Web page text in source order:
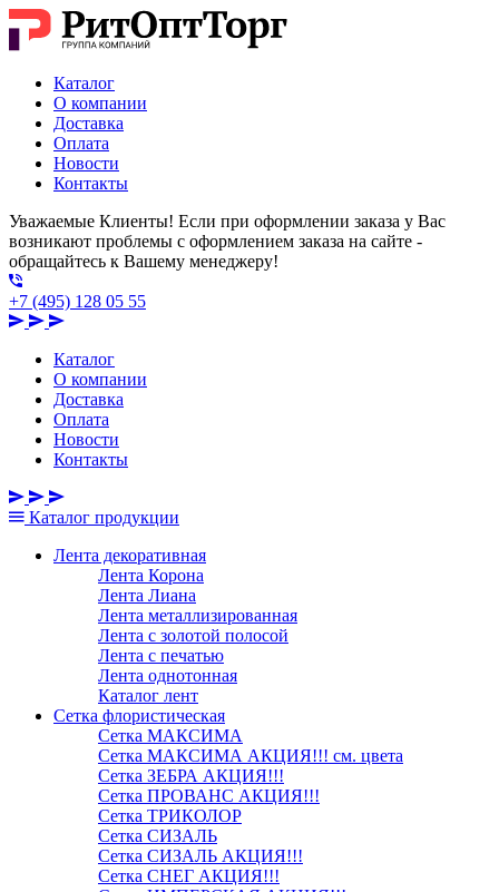
Каталог
О компании
Доставка
Оплата
Новости
Контакты
Уважаемые Клиенты! Если при оформлении заказа у Вас
возникают проблемы с оформлением заказа на сайте -
обращайтесь к Вашему менеджеру!
+7 (495) 128 05 55
Каталог
О компании
Доставка
Оплата
Новости
Контакты
Каталог продукции
Лента декоративная
Лента Корона
Лента Лиана
Лента металлизированная
Лента с золотой полосой
Лента с печатью
Лента однотонная
Каталог лент
Сетка флористическая
Сетка МАКСИМА
Сетка МАКСИМА АКЦИЯ!!! см. цвета
Сетка ЗЕБРА АКЦИЯ!!!
Сетка ПРОВАНС АКЦИЯ!!!
Сетка ТРИКОЛОР
Сетка СИЗАЛЬ
Сетка СИЗАЛЬ АКЦИЯ!!!
Сетка СНЕГ АКЦИЯ!!!